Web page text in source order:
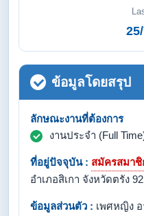
ข้อมูลโดยสรุป
ลักษณะงานที่ต้องการ
งานประจำ (Full
ที่อยู่ปัจจุบัน : สมัครสมา
อำเภอสิเกา จังหวัดตรัง
ข้อมูลส่วนตัว : เพศหญิง อ